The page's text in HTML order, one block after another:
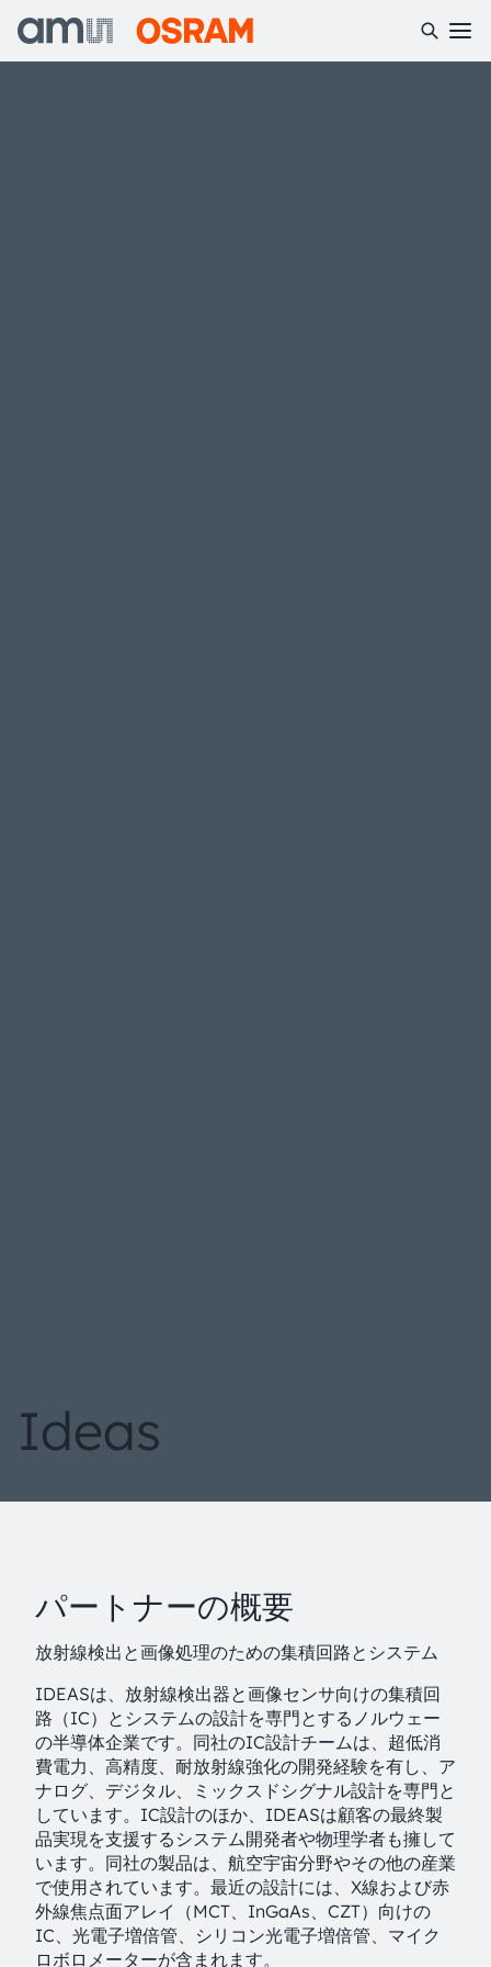
Ideas
パートナーの概要
放射線検出と画像処理のための集積回路とシステム
IDEASは、放射線検出器と画像センサ向けの集積回
路（IC）とシステムの設計を専門とするノルウェー
の半導体企業です。同社のIC設計チームは、超低消
費電力、高精度、耐放射線強化の開発経験を有し、ア
ナログ、デジタル、ミックスドシグナル設計を専門と
しています。IC設計のほか、IDEASは顧客の最終製
品実現を支援するシステム開発者や物理学者も擁して
います。同社の製品は、航空宇宙分野やその他の産業
で使用されています。最近の設計には、X線および赤
外線焦点面アレイ（MCT、InGaAs、CZT）向けの
IC、光電子増倍管、シリコン光電子増倍管、マイク
ロボロメーターが含まれます。